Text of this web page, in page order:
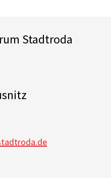
Stadtroda